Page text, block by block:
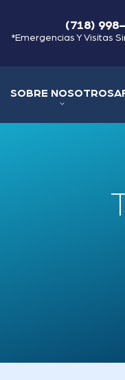
(718)
*Emergencias Y Visitas
SOBRE NOSOTROS